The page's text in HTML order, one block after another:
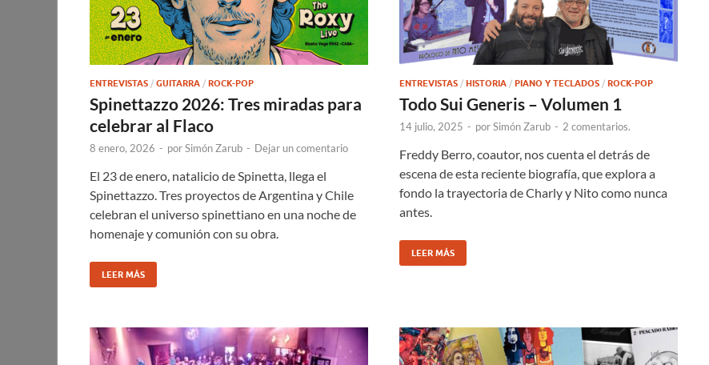
ENTREVISTAS / GUITARRA / ROCK-POP
Spinettazzo 2026: Tres miradas para
celebrar al Flaco
8 enero, 2026 - porSimón Zarub - Dejar un comentario
El 23 de enero, natalicio de Spinetta, llega el
Spinettazzo. Tres proyectos de Argentina y Chile
celebran el universo spinettiano en una noche de
homenaje y comunión con su obra.
LEER MÁS
ENTREVISTAS / HISTORIA / PIANO Y TECLADOS / ROCK-POP
Todo Sui Generis – Volumen 1
14 julio, 2025 - porSimón Zarub - 2 comentarios.
Freddy Berro, coautor, nos cuenta el detrás de
escena de esta reciente biografía, que explora a
fondo la trayectoria de Charly y Nito como nunca
antes.
LEER MÁS